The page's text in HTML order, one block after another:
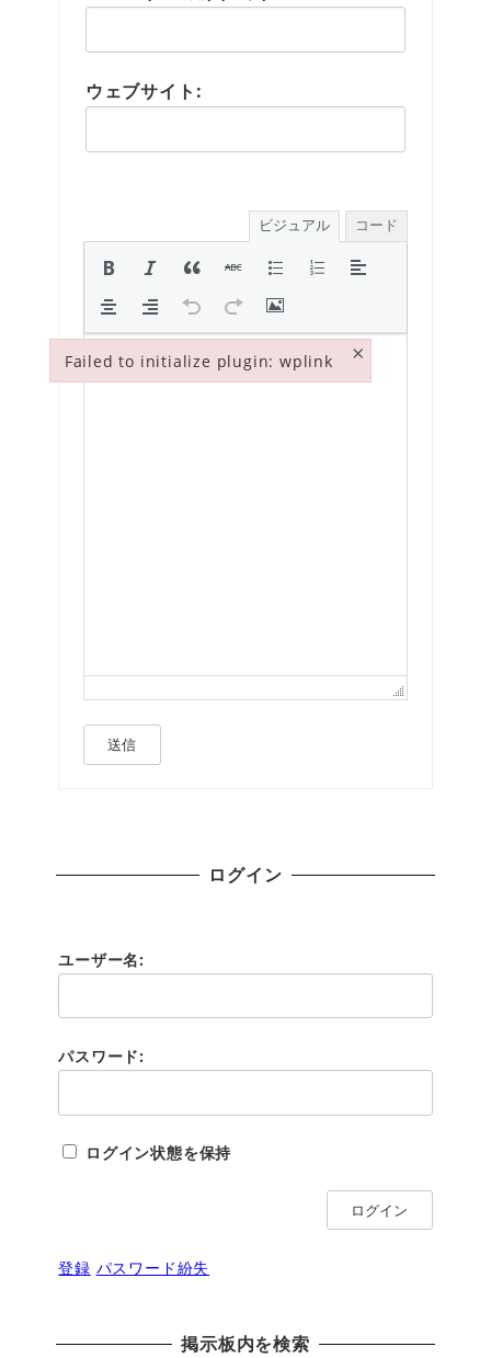
ウェブサイト:
ビジュアル コード
送信
ログイン
ユーザー名:
パスワード:
ログイン状態を保持
ログイン
登録 パスワード紛失
掲示板内を検索
Failed to initialize plugin: wplink ×
Failed to initialize plugin: wplink